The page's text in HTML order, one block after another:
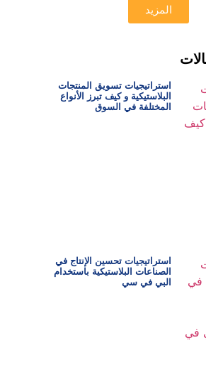
المزيد
استراتيجيات تسويق المنتجات
البلاستيكية و كيف تبرز الأنواع
المختلفة في السوق
استراتيجيات تحسين الإنتاج في
الصناعات البلاستيكية باستخدام
البي في سي